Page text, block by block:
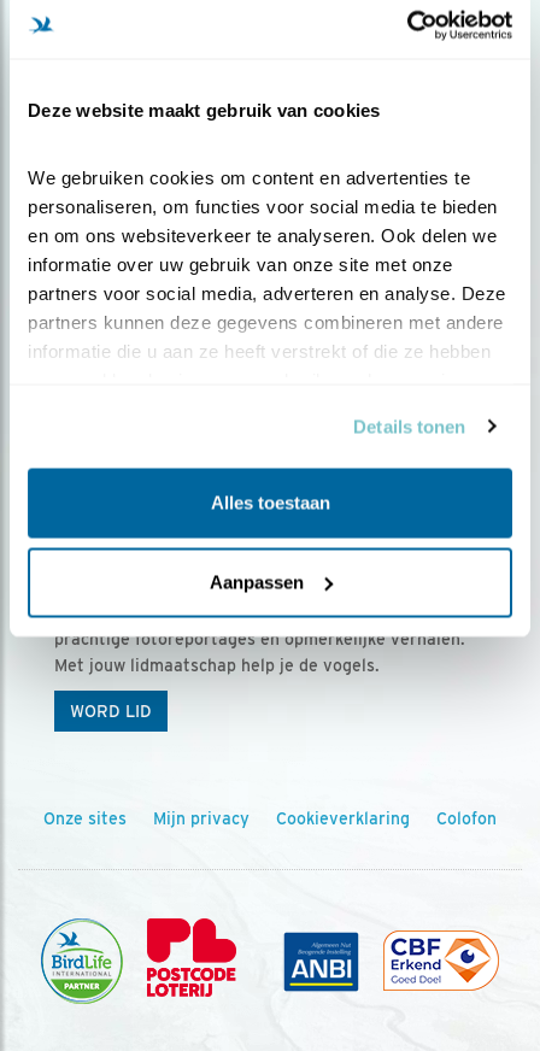
Deze website maakt gebruik van cookies
We gebruiken cookies om content en advertenties te
personaliseren, om functies voor social media te bieden
en om ons websiteverkeer te analyseren. Ook delen we
informatie over uw gebruik van onze site met onze
partners voor social media, adverteren en analyse. Deze
partners kunnen deze gegevens combineren met andere
informatie die u aan ze heeft verstrekt of die ze hebben
Details tonen
Alles toestaan
Aanpassen
Meld je aan en ontvang nieuws, inspiratie, acties en tips
over vogels en activiteiten van Vogelbescherming.
Ontvang 5 x Vogels voor € 36,00 per jaar
Vogels is het tijdschrift voor onze leden, met
prachtige fotoreportages en opmerkelijke verhalen.
Met jouw lidmaatschap help je de vogels.
WORD LID
Onze sites Mijn privacy Cookieverklaring Colofon